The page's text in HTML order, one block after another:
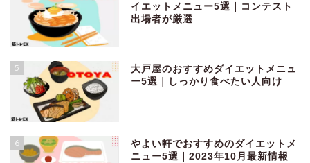
イエットメニュー5選｜コンテスト
出場者が厳選
5
大戸屋のおすすめダイエットメニュ
ー5選｜しっかり食べたい人向け
6
やよい軒でおすすめのダイエットメ
ニュー5選｜2023年10月最新情報